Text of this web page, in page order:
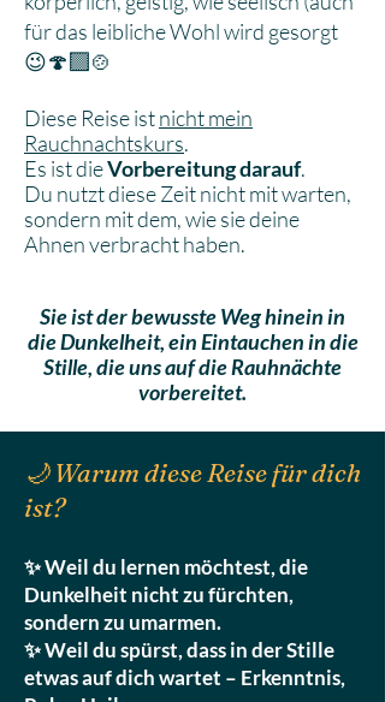
für das leibliche Wohl wird gesorgt
😉🍄‍🟫🍲
Diese Reise istnicht mein
Rauchnachtskurs.
Es ist dieVorbereitung darauf.
Du nutzt diese Zeit nicht mit warten,
sondern mit dem, wie sie deine
Ahnen verbracht haben.
Sie ist der bewusste Weg hinein in
die Dunkelheit, ein Eintauchen in die
Stille, die uns auf die Rauhnächte
vorbereitet.
​​🌙 Warum diese Reise für dich
ist?
✨ Weil du lernen möchtest, die
Dunkelheit nicht zu fürchten,
sondern zu umarmen.
✨ Weil du spürst, dass in der Stille
etwas auf dich wartet – Erkenntnis,